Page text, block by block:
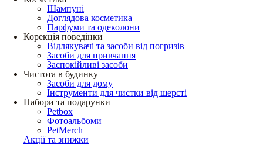
Шампуні
Доглядова косметика
Парфуми та одеколони
Корекція поведінки
Відлякувачі та засоби від погризів
Засоби для привчання
Заспокійливі засоби
Чистота в будинку
Засоби для дому
Інструменти для чистки від шерсті
Набори та подарунки
Petbox
Фотоальбоми
PetMerch
Акції та знижки